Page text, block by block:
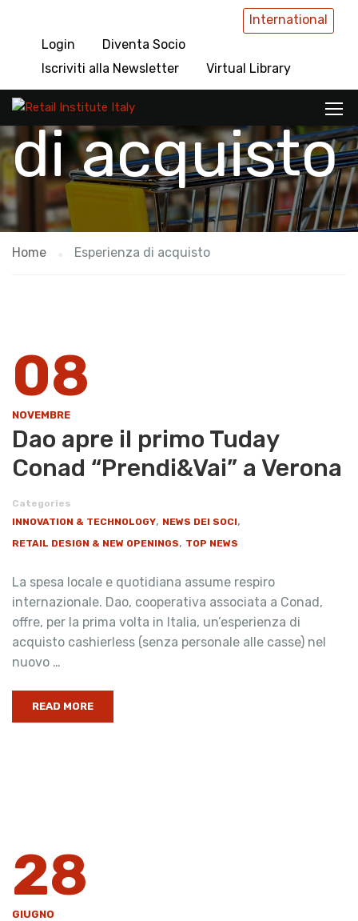
International
Login
Diventa Socio
Iscriviti alla Newsletter
Virtual Library
Esperienza
di acquisto
Home Esperienza di acquisto
08
NOVEMBRE
​Dao apre il primo Tuday
Conad “Prendi&Vai” a Verona
Categories
INNOVATION & TECHNOLOGY, NEWS DEI SOCI,
RETAIL DESIGN & NEW OPENINGS, TOP NEWS
La spesa locale e quotidiana assume respiro
internazionale. Dao, cooperativa associata a Conad,
offre, per la prima volta in Italia, un’esperienza di
acquisto cashierless (senza personale alle casse) nel
nuovo …
READ MORE
28
GIUGNO